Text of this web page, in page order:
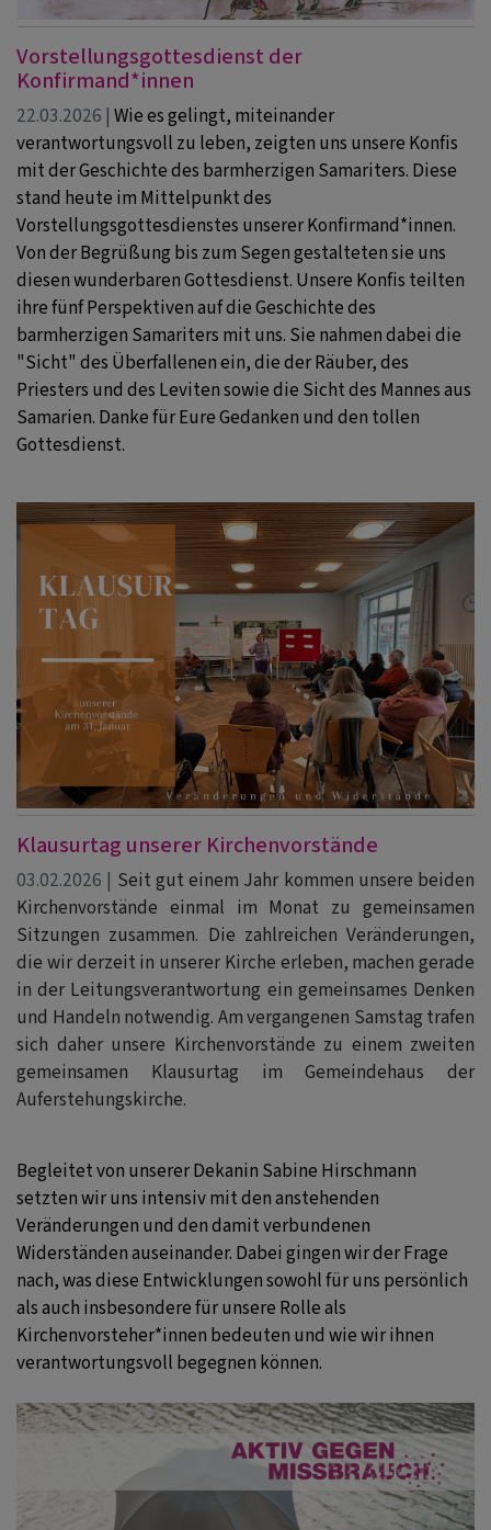
Vorstellungsgottesdienst der
Konfirmand*innen
22.03.2026 | Wie es gelingt, miteinander
verantwortungsvoll zu leben, zeigten uns unsere Konfis
mit der Geschichte des barmherzigen Samariters. Diese
stand heute im Mittelpunkt des
Vorstellungsgottesdienstes unserer Konfirmand*innen.
Von der Begrüßung bis zum Segen gestalteten sie uns
diesen wunderbaren Gottesdienst. Unsere Konfis teilten
ihre fünf Perspektiven auf die Geschichte des
barmherzigen Samariters mit uns. Sie nahmen dabei die
"Sicht" des Überfallenen ein, die der Räuber, des
Priesters und des Leviten sowie die Sicht des Mannes aus
Samarien. Danke für Eure Gedanken und den tollen
Gottesdienst.
Klausurtag unserer Kirchenvorstände
03.02.2026 | Seit gut einem Jahr kommen unsere beiden
Kirchenvorstände einmal im Monat zu gemeinsamen
Sitzungen zusammen. Die zahlreichen Veränderungen,
die wir derzeit in unserer Kirche erleben, machen gerade
in der Leitungsverantwortung ein gemeinsames Denken
und Handeln notwendig. Am vergangenen Samstag trafen
sich daher unsere Kirchenvorstände zu einem zweiten
gemeinsamen Klausurtag im Gemeindehaus der
Auferstehungskirche.
Begleitet von unserer Dekanin Sabine Hirschmann
setzten wir uns intensiv mit den anstehenden
Veränderungen und den damit verbundenen
Widerständen auseinander. Dabei gingen wir der Frage
nach, was diese Entwicklungen sowohl für uns persönlich
als auch insbesondere für unsere Rolle als
Kirchenvorsteher*innen bedeuten und wie wir ihnen
verantwortungsvoll begegnen können.